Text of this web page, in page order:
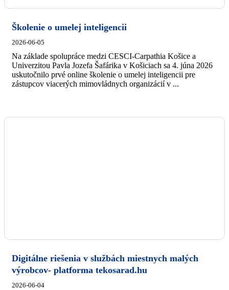
Školenie o umelej inteligencii
2026-06-05
Na základe spolupráce medzi CESCI-Carpathia Košice a
Univerzitou Pavla Jozefa Šafárika v Košiciach sa 4. júna 2026
uskutočnilo prvé online školenie o umelej inteligencii pre
zástupcov viacerých mimovládnych organizácií v ...
Digitálne riešenia v službách miestnych malých
výrobcov- platforma tekosarad.hu
2026-06-04